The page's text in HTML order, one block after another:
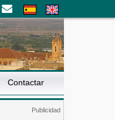
Contactar